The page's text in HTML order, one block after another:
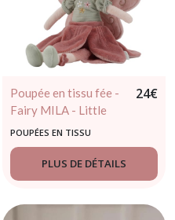
Poupée en tissu fée -
Fairy MILA - Little
dutch dès 12 mois
24€
POUPÉES EN TISSU
PLUS DE DÉTAILS